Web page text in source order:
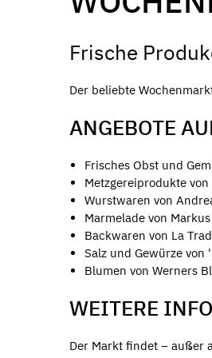
Frische
Der beliebte
ANGEBOTE
Frisches Obst und
Metzgereiprodukte
Wurstwaren von
Marmelade von
Backwaren von La
Salz und Gewürze
Blumen von Werners
WEITERE
Der Markt findet – außer